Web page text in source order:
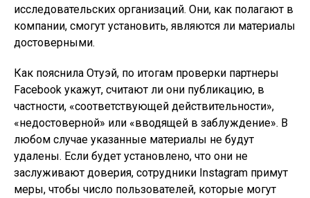
исследовательских организаций. Они, как полагают в
компании, смогут установить, являются ли материалы
достоверными.
Как пояснила Отуэй, по итогам проверки партнеры
Facebook укажут, считают ли они публикацию, в
частности, «соответствующей действительности»,
«недостоверной» или «вводящей в заблуждение». В
любом случае указанные материалы не будут
удалены. Если будет установлено, что они не
заслуживают доверия, сотрудники Instagram примут
меры, чтобы число пользователей, которые могут